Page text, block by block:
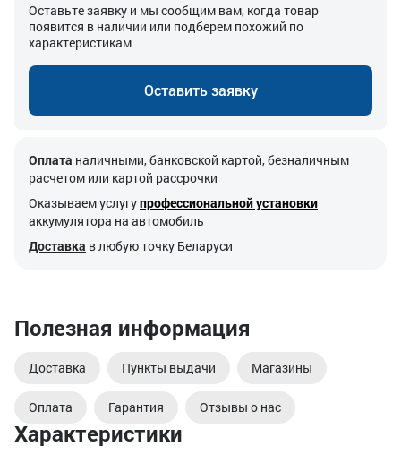
Характеристики
Оставьте заявку и мы сообщим вам, когда товар
появится в наличии или подберем похожий по
характеристикам
Оставить заявку
Оплата наличными, банковской картой, безналичным
расчетом или картой рассрочки
Оказываем услугупрофессиональной установки
аккумулятора на автомобиль
Доставка в любую точку Беларуси
Полезная информация
Доставка Пункты выдачи Магазины
Оплата Гарантия Отзывы о нас